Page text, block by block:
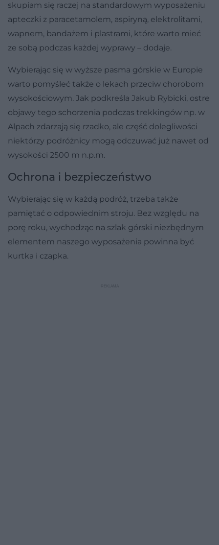
skupiam się raczej na standardowym wyposażeniu
apteczki z paracetamolem, aspiryną, elektrolitami,
wapnem, bandażem i plastrami, które warto mieć
ze sobą podczas każdej wyprawy – dodaje.
Wybierając się w wyższe pasma górskie w Europie
warto pomyśleć także o lekach przeciw chorobom
wysokościowym. Jak podkreśla Jakub Rybicki, ostre
objawy tego schorzenia podczas trekkingów np. w
Alpach zdarzają się rzadko, ale część dolegliwości
niektórzy podróżnicy mogą odczuwać już nawet od
wysokości 2500 m n.p.m.
Ochrona i bezpieczeństwo
Wybierając się w każdą podróż, trzeba także
pamiętać o odpowiednim stroju. Bez względu na
porę roku, wychodząc na szlak górski niezbędnym
elementem naszego wyposażenia powinna być
kurtka i czapka.